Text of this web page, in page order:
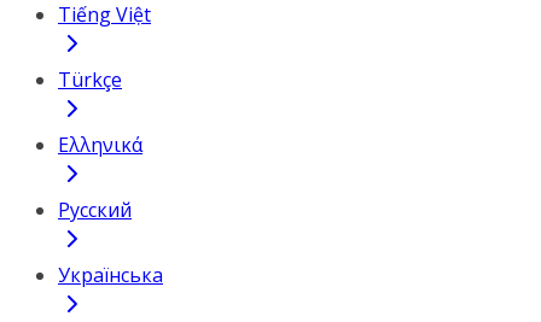
Tiếng Việt
Türkçe
Ελληνικά
Русский
Українська